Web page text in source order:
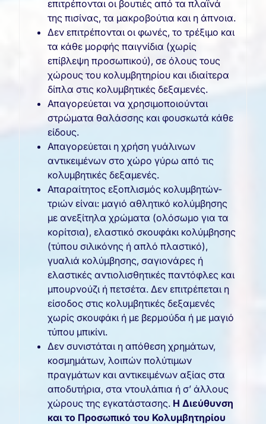
επιτρέπονται οι βουτιές από τα πλαϊνά
της πισίνας, τα μακροβούτια και η άπνοια.
Δεν επιτρέπονται οι φωνές, το τρέξιμο και
τα κάθε μορφής παιγνίδια (χωρίς
επίβλεψη προσωπικού), σε όλους τους
χώρους του κολυμβητηρίου και ιδιαίτερα
δίπλα στις κολυμβητικές δεξαμενές.
Απαγορεύεται να χρησιμοποιούνται
στρώματα θαλάσσης και φουσκωτά κάθε
είδους.
Απαγορεύεται η χρήση γυάλινων
αντικειμένων στο χώρο γύρω από τις
κολυμβητικές δεξαμενές.
Απαραίτητος εξοπλισμός κολυμβητών-
τριών είναι: μαγιό αθλητικό κολύμβησης
με ανεξίτηλα χρώματα (ολόσωμο για τα
κορίτσια), ελαστικό σκουφάκι κολύμβησης
(τύπου σιλικόνης ή απλό πλαστικό),
γυαλιά κολύμβησης, σαγιονάρες ή
ελαστικές αντιολισθητικές παντόφλες και
μπουρνούζι ή πετσέτα. Δεν επιτρέπεται η
είσοδος στις κολυμβητικές δεξαμενές
χωρίς σκουφάκι ή με βερμούδα ή με μαγιό
τύπου μπικίνι.
Δεν συνιστάται η απόθεση χρημάτων,
κοσμημάτων, λοιπών πολύτιμων
πραγμάτων και αντικειμένων αξίας στα
αποδυτήρια, στα ντουλάπια ή σ’ άλλους
χώρους της εγκατάστασης. Η Διεύθυνση
και το Προσωπικό του Κολυμβητηρίου